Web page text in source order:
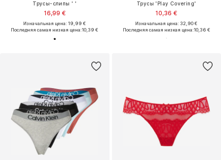
Трусы-слипы ' '
16,99 €
Изначальная цена: 19,99 €
Последняя самая низкая цена:10,39 €
Трусы 'Play Covering'
10,36 €
Изначальная цена: 32,90 €
Последняя самая низкая цена:10,36 €